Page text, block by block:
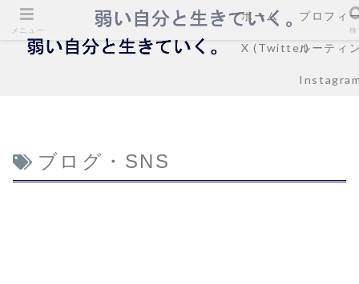
ホーム プロフィ
X (Twitter)ルーティ
ブログ・SNS
メニュー